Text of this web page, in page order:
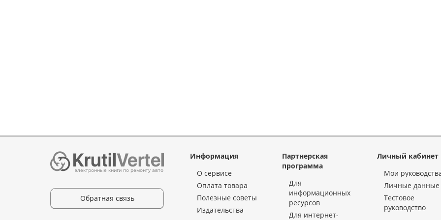
электронные книги по ремонту авто
Обратная связь
Информация
О сервисе
Оплата товара
Полезные советы
Издательства
Партнерская
программа
Для
информационных
ресурсов
Для интернет-
Личный кабинет
Мои
Личные данные
Тестовое
руководство